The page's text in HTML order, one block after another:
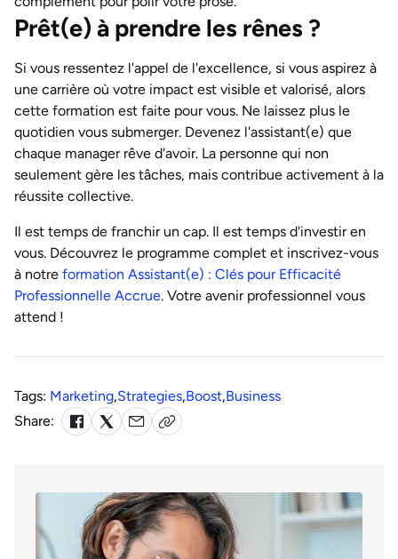
Prêt(e) à prendre les rênes ?
Si vous ressentez l'appel de l'excellence, si vous aspirez à
une carrière où votre impact est visible et valorisé, alors
cette formation est faite pour vous. Ne laissez plus le
quotidien vous submerger. Devenez l'assistant(e) que
chaque manager rêve d'avoir. La personne qui non
seulement gère les tâches, mais contribue activement à la
réussite collective.
Il est temps de franchir un cap. Il est temps d'investir en
vous. Découvrez le programme complet et inscrivez-vous
à notre formation Assistant(e) : Clés pour Efficacité
Professionnelle Accrue. Votre avenir professionnel vous
attend !
Tags: Marketing,Strategies,Boost,Business
Share: